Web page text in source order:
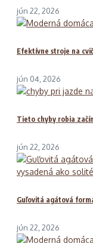
jún 22, 2026
Efektívne stroje na
jún 04, 2026
Tieto chyby robia
jún 22, 2026
Guľovitá agátová
jún 22, 2026